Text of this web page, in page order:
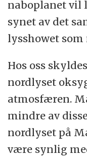
naboplanet vil
synet av det
lysshowet
Hos oss
nordlyset
atmosfæren.
mindre av
nordlyset på
være synlig